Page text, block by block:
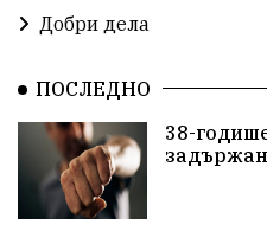
Красива България АМ
РСПБЗН Красивите
Добри дела
ПОСЛЕДНО
38-